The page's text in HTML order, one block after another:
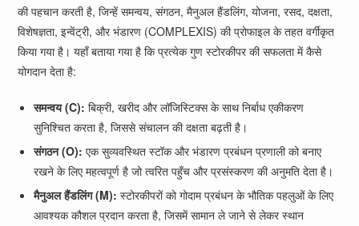
की पहचान करती है, जिन्हें समन्वय, संगठन, मैनुअल हैंडलिंग, योजना, रसद, दक्षता,
विशेषज्ञता, इन्वेंट्री, और भंडारण (COMPLEXIS) की प्रोफाइल के तहत वर्गीकृत
किया गया है। यहाँ बताया गया है कि प्रत्येक गुण स्टोरकीपर की सफलता में कैसे
योगदान देता है:
समन्वय (C): बिक्री, खरीद और लॉजिस्टिक्स के साथ निर्बाध एकीकरण
सुनिश्चित करता है, जिससे संचालन की दक्षता बढ़ती है।
संगठन (O): एक सुव्यवस्थित स्टॉक और भंडारण प्रबंधन प्रणाली को बनाए
रखने के लिए महत्वपूर्ण है जो त्वरित पहुँच और प्रसंस्करण की अनुमति देता है।
मैनुअल हैंडलिंग (M): स्टोरकीपरों को गोदाम प्रबंधन के भौतिक पहलुओं के लिए
आवश्यक कौशल प्रदान करता है, जिसमें सामान ले जाने से लेकर स्थान